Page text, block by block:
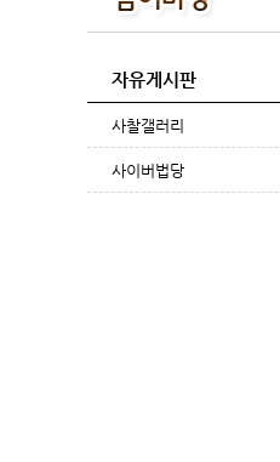
자유게시판
사찰갤러리
사이버법당